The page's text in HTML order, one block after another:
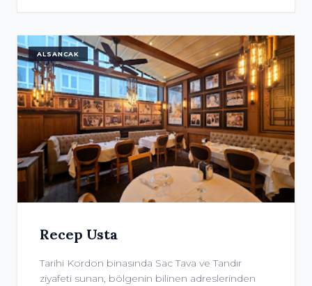
ALSANCAK
Recep Usta
Tarihi Kordon binasında Sac Tava ve Tandır
ziyafeti sunan, bölgenin bilinen adreslerinden